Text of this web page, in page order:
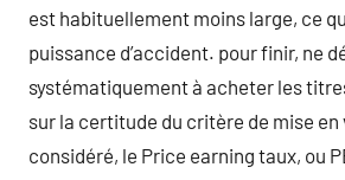
est habituellement moins large, ce
puissance d’accident. pour finir, ne
systématiquement à acheter les
sur la certitude du critère de mise en
considéré, le Price earning taux, ou